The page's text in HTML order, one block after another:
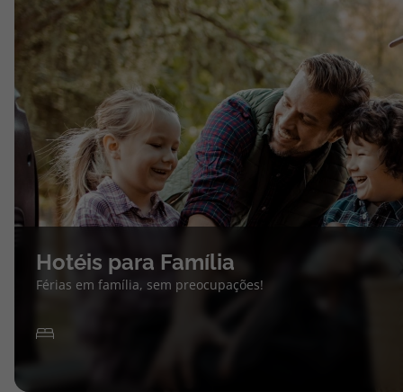
Hotéis para Família
Férias em família, sem preocupações!